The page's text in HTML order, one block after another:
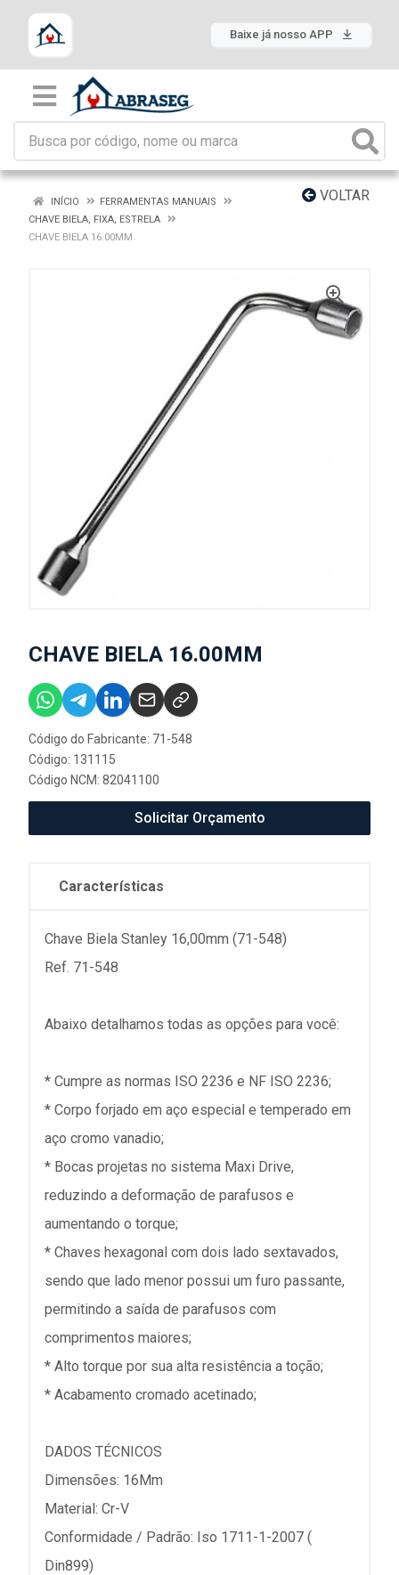
Baixe já nosso APP
VOLTAR
INÍCIO
FERRAMENTAS MANUAIS
CHAVE BIELA, FIXA, ESTRELA
CHAVE BIELA 16.00MM
CHAVE BIELA 16.00MM
Código do Fabricante: 71-548
Código: 131115
Código NCM: 82041100
Solicitar Orçamento
Características
Chave Biela Stanley 16,00mm (71-548)
Ref. 71-548
Abaixo detalhamos todas as opções para você:
* Cumpre as normas ISO 2236 e NF ISO 2236;
* Corpo forjado em aço especial e temperado em
aço cromo vanadio;
* Bocas projetas no sistema Maxi Drive,
reduzindo a deformação de parafusos e
aumentando o torque;
* Chaves hexagonal com dois lado sextavados,
sendo que lado menor possui um furo passante,
permitindo a saída de parafusos com
comprimentos maiores;
* Alto torque por sua alta resistência a toção;
* Acabamento cromado acetinado;
DADOS TÉCNICOS
Dimensões: 16Mm
Material: Cr-V
Conformidade / Padrão: Iso 1711-1-2007 (
Din899)